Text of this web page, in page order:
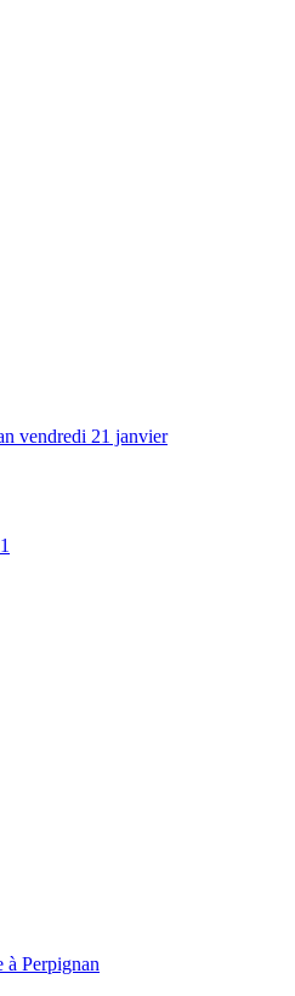
vendredi 21 janvier
à Perpignan